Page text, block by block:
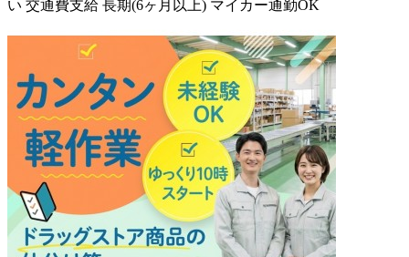
い 交通費支給 長期(6ヶ月以上) マイカー通勤OK